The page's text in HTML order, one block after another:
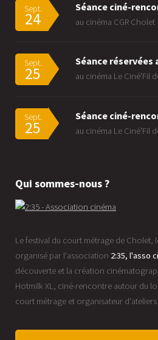
Sept.
24
Séance ciné-
au cinéma CGR Cholet
Sept.
25
Séance réservées
au cinéma Le Ciné'Fil
Sept.
25
Séance ciné-
au cinéma Le Ciné'Fil
Qui sommes-nous ?
Le festival du court métrage de Cholet,
organisé par l'association 2:35, l'asso
découverte et la création
Hotmilk XL, ciné-rencontre autour du
court métrage et organisateur d'ateliers